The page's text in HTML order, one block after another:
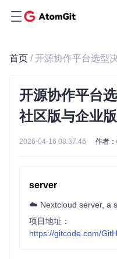
首页
开源协作平台
社区版与企业
2026-04-16 08:37:46 作者
server
☁️ Nextcloud server, a
项目地址：
https://gitcode.com/